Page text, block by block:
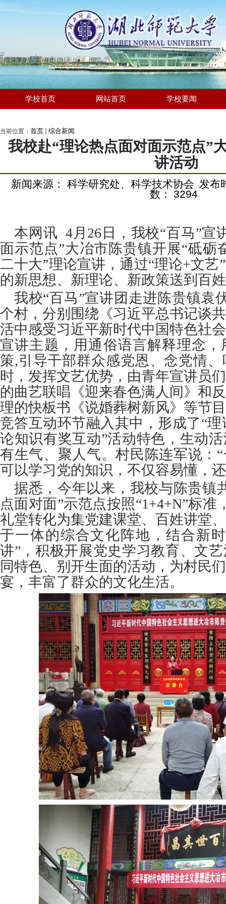
学校首页 网站首页 学校要闻
当前位置： 首页 综合新闻
我校赴“理论热点面对面示范点”
讲活动
新闻来源： 科学研究处、科学技术协会 发布
数：
3294
本网讯 4月26日，我校“百马”宣
面示范点”大冶市陈贵镇开展“砥砺
二十大”理论宣讲，通过“理论+文艺
的新思想、新理论、新政策送到百
我校“百马”宣讲团走进陈贵镇袁
个村，分别围绕《习近平总书记谈
活中感受习近平新时代中国特色社
宣讲主题，用通俗语言解释理念
策,引导干部群众感党恩、念党情
时，发挥文艺优势，由青年宣讲员
的曲艺联唱《迎来春色满人间》和
理的快板书《说婚葬树新风》等节
竞答互动环节融入其中，形成了“
论知识有奖互动”活动特色，生动
有生气、聚人气。村民陈连军说：
可以学习党的知识，不仅容易懂，
据悉，今年以来，我校与陈贵镇
点面对面”示范点按照“1+4+N”标准
礼堂转化为集党建课堂、百姓讲堂
于一体的综合文化阵地，结合新
讲”，积极开展党史学习教育、文
同特色、别开生面的活动，为村民
宴，丰富了群众的文化生活。